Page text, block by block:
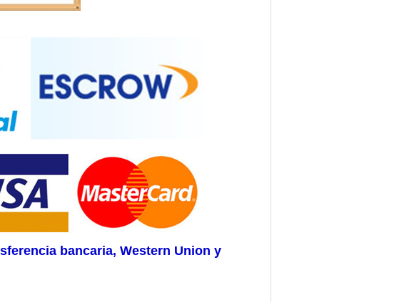
bancaria, Western Union y